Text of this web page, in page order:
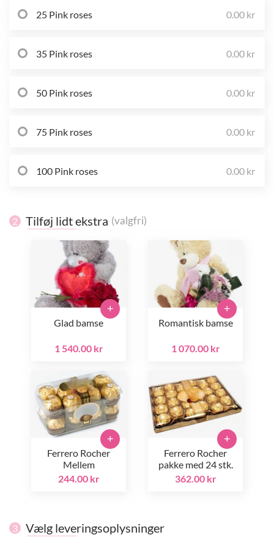
25 Pink roses 0.00 kr
35 Pink roses 0.00 kr
50 Pink roses 0.00 kr
75 Pink roses 0.00 kr
100 Pink roses 0.00 kr
2 Tilføj lidt ekstra (valgfri)
Glad bamse
1 540.00 kr
+
Romantisk bamse
1 070.00 kr
+
Ferrero Rocher
Mellem
244.00 kr
+
Ferrero Rocher
pakke med 24 stk.
362.00 kr
+
3 Vælg leveringsoplysninger